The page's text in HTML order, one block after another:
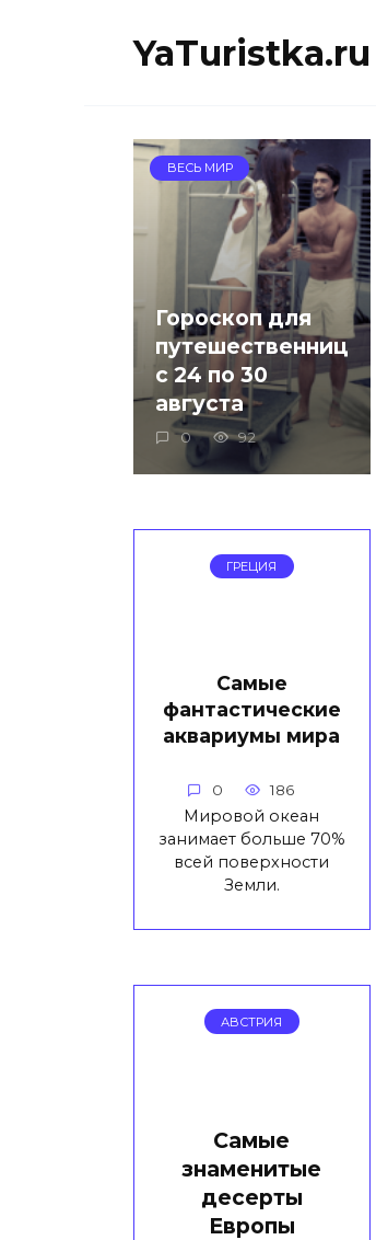
YaTuristka.ru
ВЕСЬ МИР
Гороскоп для
путешественниц
с 24 по 30
августа
0 92
ГРЕЦИЯ
Самые
фантастические
аквариумы мира
0 186
Мировой океан
занимает больше 70%
всей поверхности
Земли.
АВСТРИЯ
Самые
знаменитые
десерты
Европы